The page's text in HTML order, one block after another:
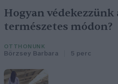
Hogyan
természetes módon?
OTTHONUNK
Börzsey Barbara 5 perc